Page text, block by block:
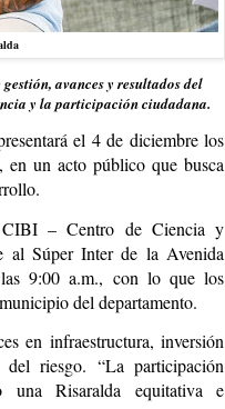
avances y resultados del
y la participación ciudadana.
el 4 de diciembre los
en un acto público que busca
– Centro de Ciencia y
al Súper Inter de la Avenida
9:00 a.m., con lo que los
del departamento.
en infraestructura, inversión
riesgo. “La participación
una Risaralda equitativa e